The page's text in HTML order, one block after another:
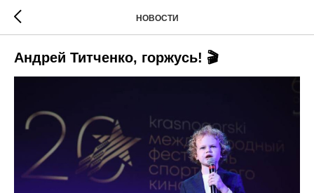
НОВОСТИ
Андрей Титченко, горжусь! 🎬